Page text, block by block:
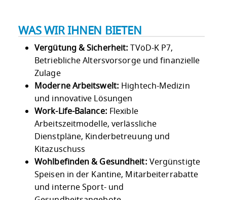
WAS WIR IHNEN BIETEN
Vergütung & Sicherheit: TVöD-K P7,
Betriebliche Altersvorsorge und finanzielle
Zulage
Moderne Arbeitswelt: Hightech-Medizin
und innovative Lösungen
Work-Life-Balance: Flexible
Arbeitszeitmodelle, verlässliche
Dienstpläne, Kinderbetreuung und
Kitazuschuss
Wohlbefinden & Gesundheit: Vergünstigte
Speisen in der Kantine, Mitarbeiterrabatte
und interne Sport- und